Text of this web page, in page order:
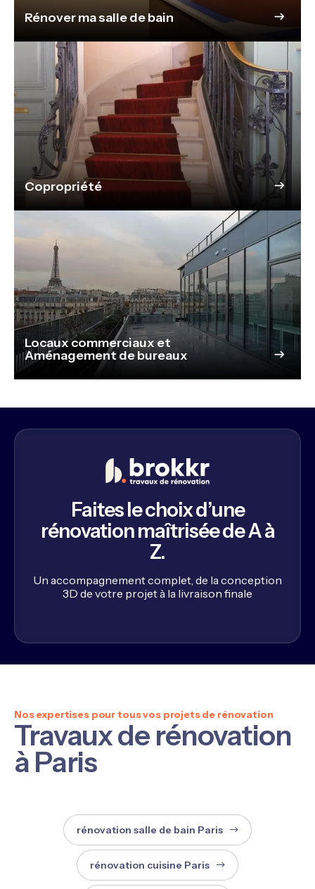
Rénover ma salle de bain
Copropriété
Locaux commerciaux et
Aménagement de bureaux
Faites le choix d’une
rénovation maîtrisée de A à
Z.
Un accompagnement complet, de la conception
3D de votre projet à la livraison finale
Nos expertises pour tous vos projets de rénovation
Travaux de rénovation
à Paris
rénovation salle de bain Paris
rénovation cuisine Paris